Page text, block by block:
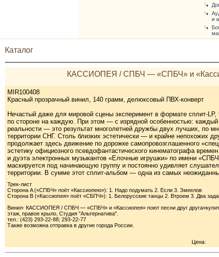
и
Каталог
КАССИОПЕЯ / СПБЧ — «СПБЧ» и
MIR100408
Красный прозрачный винил, 140 грамм, делюксовый ПВХ-конверт
Нечастый даже для мировой сцены эксперимент в формате сплит-
по стороне на каждую. При этом — с изрядной особенностью: каждый
реальности — это результат многолетней дружбы двух лучших, по
территории СНГ. Столь близких эстетически — и крайне непохожих
продолжает здесь движение по дорожке самопровозглашенного
эстетику официозного псевдофантастического кинематографа
и дуэта электронных музыкантов «Елочные игрушки» по имени
маскируется под начинающую группу и постоянно удивляет
территории. В сумме этот сплит-альбом — одна из самых
Трек-лист
Сторона A («СПБЧ» поёт «Кассиопею»): 1. Надо подумать 2. Если 3. Змеелов
Сторона B («Кассиопея» поёт «СБПЧ»): 1. Белорусские танцы 2. Втроем 3. Два
Винил- КАССИОПЕЯ / СПБЧ — «СПБЧ» и «Кассиопея» поют песни друг
этаж, правое крыло, Студия "Альтернатива".
тел.: (423) 293-22-88; 293-22-77
Также возможна отправка в другие города России.
Цена: